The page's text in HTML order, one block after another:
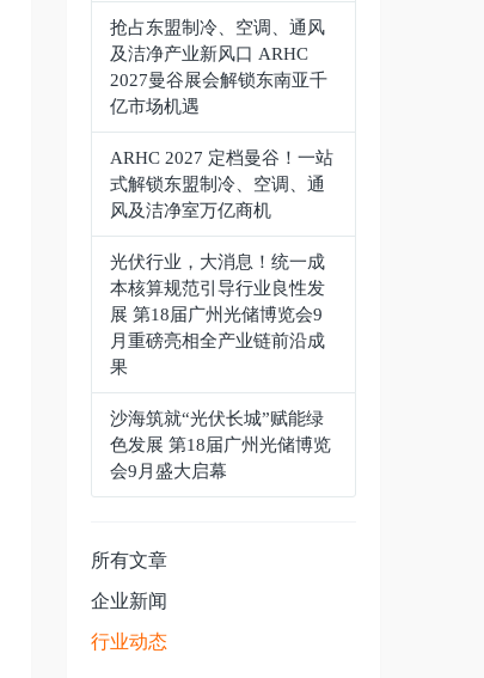
抢占东盟制冷、空调、通风
及洁净产业新风口 ARHC
2027曼谷展会解锁东南亚千
亿市场机遇
ARHC 2027 定档曼谷！一站
式解锁东盟制冷、空调、通
风及洁净室万亿商机
光伏行业，大消息！统一成
本核算规范引导行业良性发
展 第18届广州光储博览会9
月重磅亮相全产业链前沿成
果
沙海筑就“光伏长城”赋能绿
色发展 第18届广州光储博览
会9月盛大启幕
所有文章
企业新闻
行业动态